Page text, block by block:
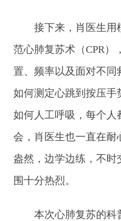
接下来，肖医生用
范心肺复苏术（CPR）
置、频率以及面对不同
如何测定心跳到按压手
如何人工呼吸，每个
会，肖医生也一直在
盎然，边学边练，不
围十分热烈。
本次心肺复苏的科